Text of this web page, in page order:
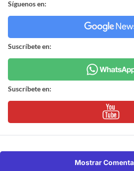
Síguenos en:
Suscríbete en:
Suscríbete en:
Mostrar